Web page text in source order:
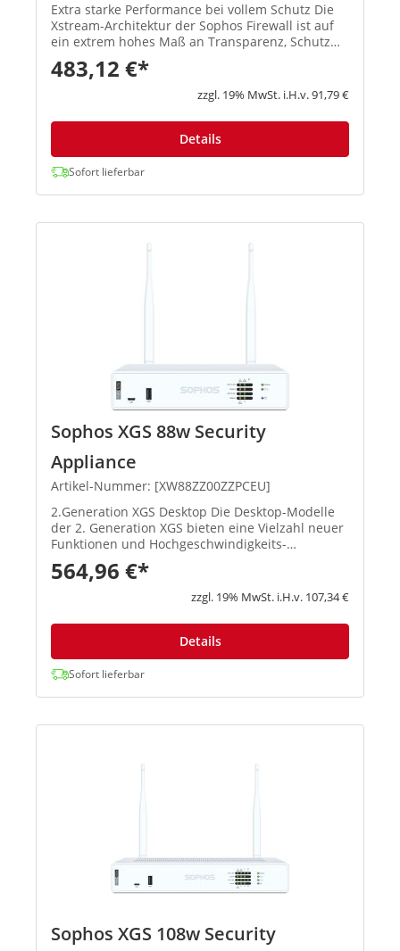
Extra starke Performance bei vollem Schutz Die
Xstream-Architektur der Sophos Firewall ist auf
ein extrem hohes Maß an Transparenz, Schutz
und Performance ausgelegt, damit
Administratoren die größten Herausforderungen
moderner Netzwerke spielend meis...
483,12 €*
zzgl. 19% MwSt. i.H.v. 91,79 €
Details
Sofort lieferbar
Sophos XGS 88w Security
Appliance
Artikel-Nummer: [XW88ZZ00ZZPCEU]
2.Generation XGS Desktop Die Desktop-Modelle
der 2. Generation XGS bieten eine Vielzahl neuer
Funktionen und Hochgeschwindigkeits-
Verbindungsoptionen. Die Basis-Firewall ist in
jeder Appliance enthalten. Produkthighlights:
Beschleunigte Performan...
564,96 €*
zzgl. 19% MwSt. i.H.v. 107,34 €
Details
Sofort lieferbar
Sophos XGS 108w Security